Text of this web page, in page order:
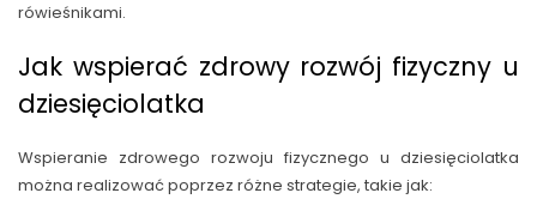
rówieśnikami.
Jak wspierać zdrowy rozwój fizyczny u
dziesięciolatka
Wspieranie zdrowego rozwoju fizycznego u dziesięciolatka
można realizować poprzez różne strategie, takie jak: